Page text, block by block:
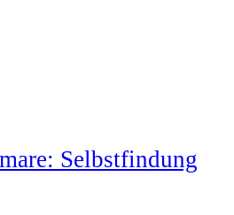
Selbstfindung